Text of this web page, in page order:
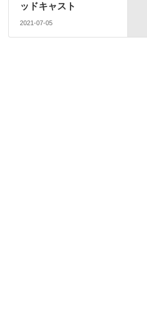
ッドキャスト
2021-07-05